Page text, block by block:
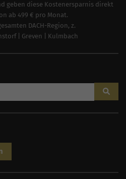
geben diese Kostenersparnis direkt
ab 499 € pro Monat.
DACH-Region, z.
| Greven Kulmbach